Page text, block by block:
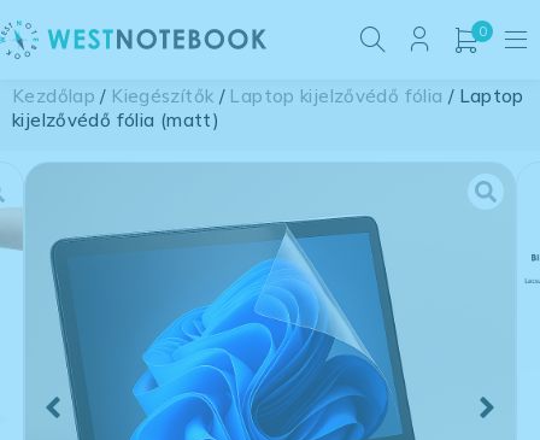
0
Kezdőlap / Kiegészítők / Laptop kijelzővédő fólia / Laptop
kijelzővédő fólia (matt)